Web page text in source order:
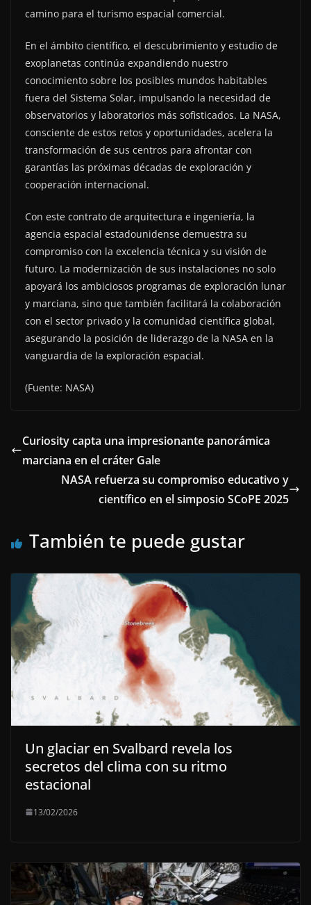
camino para el turismo espacial comercial.
En el ámbito científico, el descubrimiento y estudio de
exoplanetas continúa expandiendo nuestro
conocimiento sobre los posibles mundos habitables
fuera del Sistema Solar, impulsando la necesidad de
observatorios y laboratorios más sofisticados. La NASA,
consciente de estos retos y oportunidades, acelera la
transformación de sus centros para afrontar con
garantías las próximas décadas de exploración y
cooperación internacional.
Con este contrato de arquitectura e ingeniería, la
agencia espacial estadounidense demuestra su
compromiso con la excelencia técnica y su visión de
futuro. La modernización de sus instalaciones no solo
apoyará los ambiciosos programas de exploración lunar
y marciana, sino que también facilitará la colaboración
con el sector privado y la comunidad científica global,
asegurando la posición de liderazgo de la NASA en la
vanguardia de la exploración espacial.
(Fuente: NASA)
Curiosity capta una impresionante panorámica
marciana en el cráter Gale
NASA refuerza su compromiso educativo y
científico en el simposio SCoPE 2025
También te puede gustar
Un glaciar en Svalbard revela los
secretos del clima con su ritmo
estacional
13/02/2026